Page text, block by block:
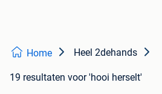
Home Heel 2dehands
19 resultaten voor 'hooi herselt'